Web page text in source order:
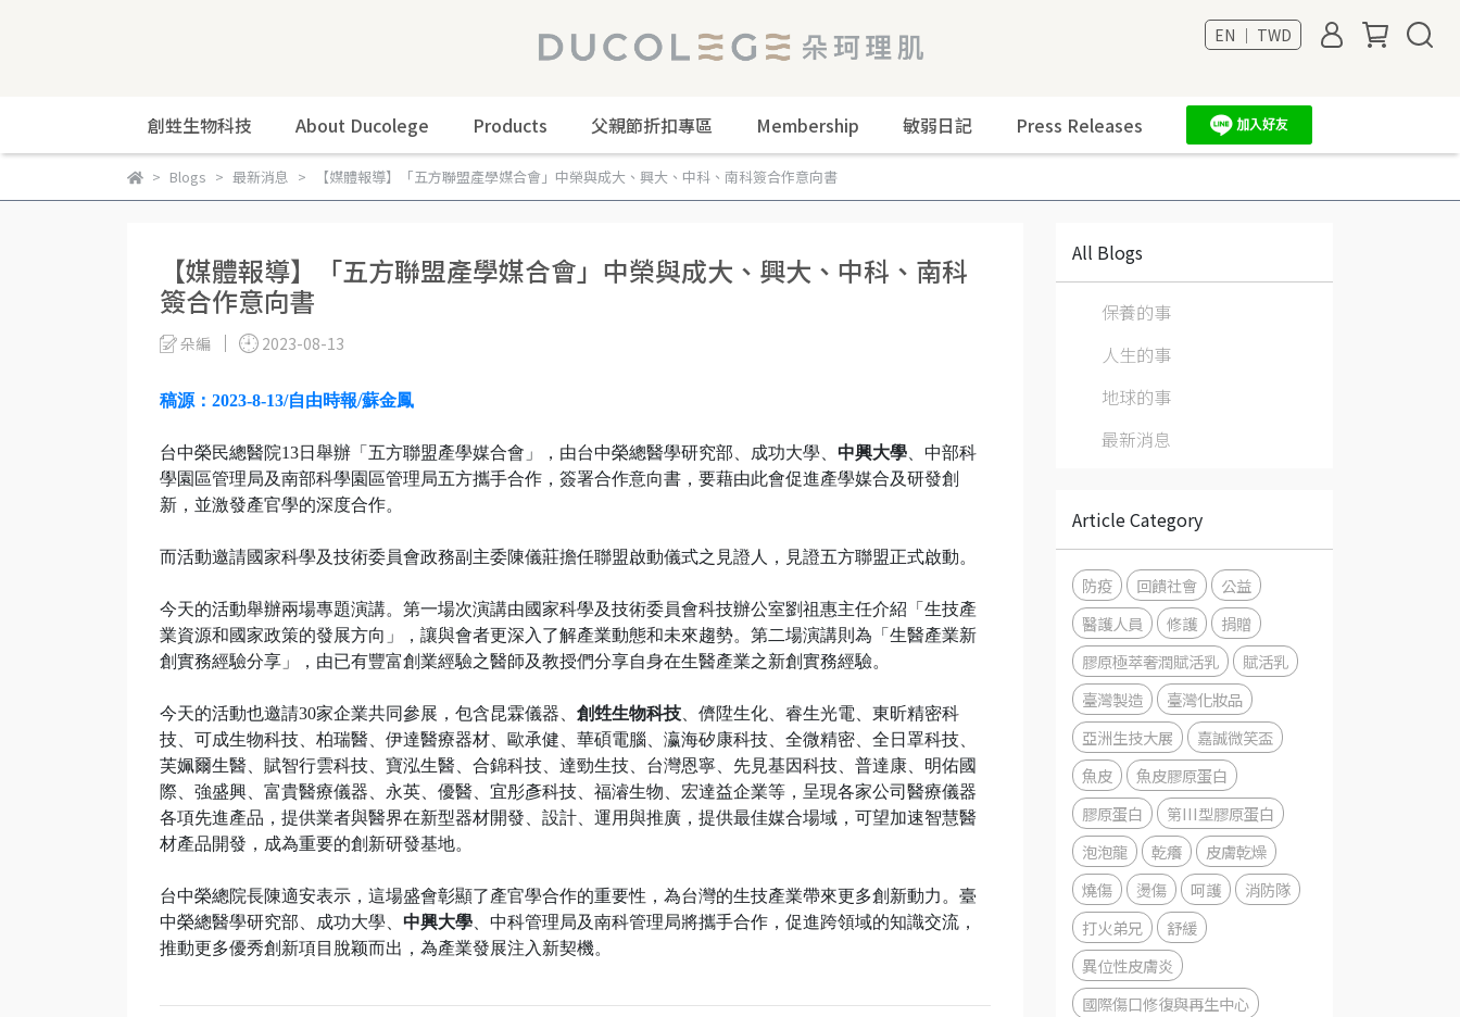
EN ｜ TWD
創甡生物科技 About Ducolege Products 父親節折扣專區 Membership 敏弱日記 Press Releases
Blogs 最新消息 【媒體報導】「五方聯盟產學媒合會」中榮與成大、興大、中科、南科簽合作意向書
【媒體報導】「五方聯盟產學媒合會」中榮與成大、興大、中科、南科
簽合作意向書
朵編 2023-08-13
稿源：2023-8-13/自由時報/蘇金鳳
台中榮民總醫院13日舉辦「五方聯盟產學媒合會」，由台中榮總醫學研究部、成功大學、 中興大學 、中部科
學園區管理局及南部科學園區管理局五方攜手合作，簽署合作意向書，要藉由此會促進產學媒合及研發創
新，並激發產官學的深度合作。
而活動邀請國家科學及技術委員會政務副主委陳儀莊擔任聯盟啟動儀式之見證人，見證五方聯盟正式啟動。
今天的活動舉辦兩場專題演講。第一場次演講由國家科學及技術委員會科技辦公室劉祖惠主任介紹「生技產
業資源和國家政策的發展方向」，讓與會者更深入了解產業動態和未來趨勢。第二場演講則為「生醫產業新
創實務經驗分享」，由已有豐富創業經驗之醫師及教授們分享自身在生醫產業之新創實務經驗。
今天的活動也邀請30家企業共同參展，包含昆霖儀器、 創甡生物科技 、儕陞生化、睿生光電、東昕精密科
技、可成生物科技、柏瑞醫、伊達醫療器材、歐承健、華碩電腦、瀛海矽康科技、全微精密、全日罩科技、
芙姵爾生醫、賦智行雲科技、寶泓生醫、合錦科技、達勁生技、台灣恩寧、先見基因科技、普達康、明佑國
際、強盛興、富貴醫療儀器、永英、優醫、宜彤彥科技、福濬生物、宏達益企業等，呈現各家公司醫療儀器
各項先進產品，提供業者與醫界在新型器材開發、設計、運用與推廣，提供最佳媒合場域，可望加速智慧醫
材產品開發，成為重要的創新研發基地。
台中榮總院長陳適安表示，這場盛會彰顯了產官學合作的重要性，為台灣的生技產業帶來更多創新動力。臺
中榮總醫學研究部、成功大學、 中興大學 、中科管理局及南科管理局將攜手合作，促進跨領域的知識交流，
推動更多優秀創新項目脫颖而出，為產業發展注入新契機。
All Blogs
保養的事
人生的事
地球的事
最新消息
Article Category
防疫 回饋社會
公益
醫護人員
修護
捐贈
膠原極萃奢潤賦活乳
賦活乳
臺灣製造
臺灣化妝品
亞洲生技大展
嘉誠微笑盃
魚皮
魚皮膠原蛋白
膠原蛋白
第III型膠原蛋白
泡泡龍
乾癢
皮膚乾燥
燒傷
燙傷 呵護
消防隊
打火弟兄
舒緩
異位性皮膚炎
國際傷口修復與再生中心